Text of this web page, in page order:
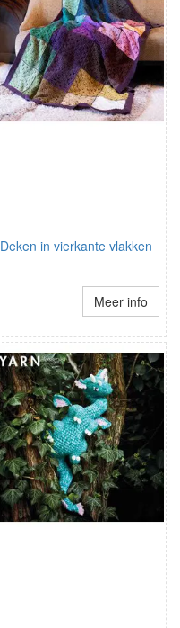
Deken in vierkante vlakken
Meer info